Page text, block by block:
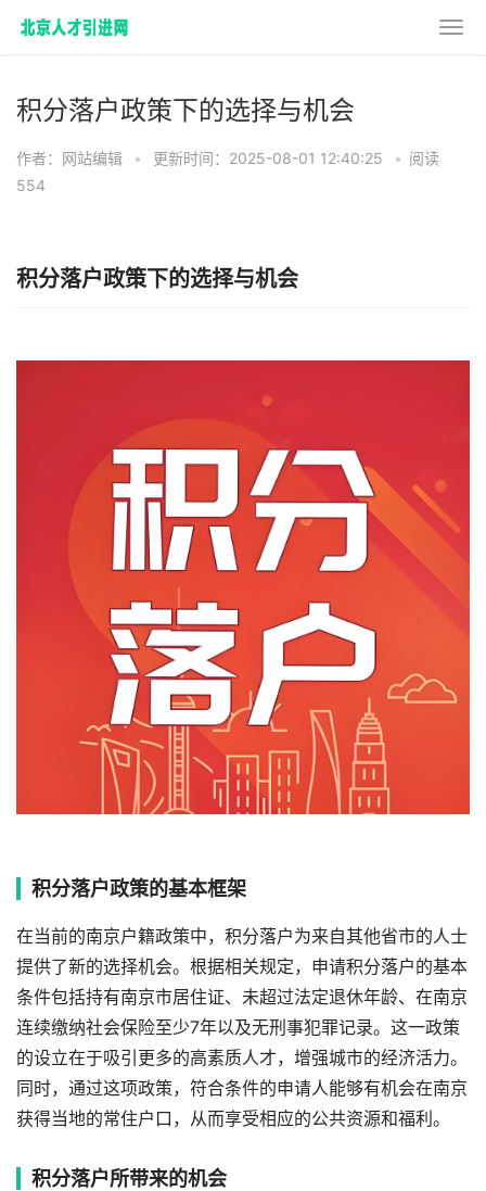
积分落户政策下的选择与机会
作者：网站编辑 • 更新时间：2025-08-01 12:40:25 • 阅读
554
积分落户政策下的选择与机会
积分落户政策的基本框架
在当前的南京户籍政策中，积分落户为来自其他省市的人士
提供了新的选择机会。根据相关规定，申请积分落户的基本
条件包括持有南京市居住证、未超过法定退休年龄、在南京
连续缴纳社会保险至少7年以及无刑事犯罪记录。这一政策
的设立在于吸引更多的高素质人才，增强城市的经济活力。
同时，通过这项政策，符合条件的申请人能够有机会在南京
获得当地的常住户口，从而享受相应的公共资源和福利。
积分落户所带来的机会